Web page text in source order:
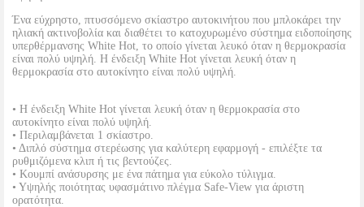
Ένα εύχρηστο, πτυσσόμενο σκίαστρο αυτοκινήτου που μπλοκάρει την
ηλιακή ακτινοβολία και διαθέτει το κατοχυρωμένο σύστημα ειδοποίησης
υπερθέρμανσης White Hot, το οποίο γίνεται λευκό όταν η θερμοκρασία
είναι πολύ υψηλή. Η ένδειξη White Hot γίνεται λευκή όταν η
θερμοκρασία στο αυτοκίνητο είναι πολύ υψηλή.
• Η ένδειξη White Hot γίνεται λευκή όταν η θερμοκρασία στο
αυτοκίνητο είναι πολύ υψηλή.
• Περιλαμβάνεται 1 σκίαστρο.
• Διπλό σύστημα στερέωσης για καλύτερη εφαρμογή - επιλέξτε τα
ρυθμιζόμενα κλιπ ή τις βεντούζες.
• Κουμπί ανάσυρσης με ένα πάτημα για εύκολο τύλιγμα.
• Υψηλής ποιότητας υφασμάτινο πλέγμα Safe-View για άριστη
ορατότητα.